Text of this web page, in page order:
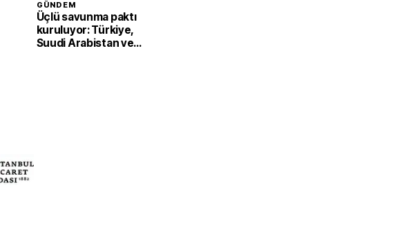
GÜNDEM
Üçlü savunma paktı
kuruluyor: Türkiye,
Suudi Arabistan ve